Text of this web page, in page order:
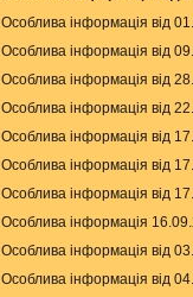
Особлива інформація від
Особлива інформація від
Особлива інформація від
Особлива інформація від
Особлива інформація від
Особлива інформація від
Особлива інформація від
Особлива інформація
Особлива інформація від
Особлива інформація від